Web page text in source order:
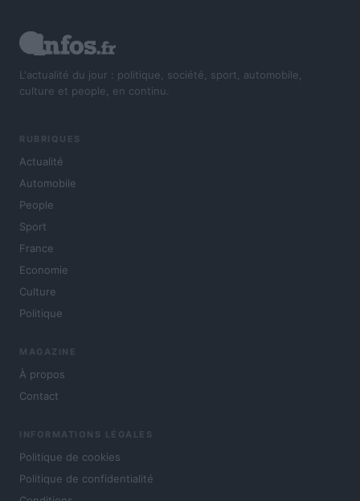
L'actualité du jour : politique, société, sport, automobile,
culture et people, en continu.
RUBRIQUES
Actualité
Automobile
People
Sport
France
Economie
Culture
Politique
MAGAZINE
À propos
Contact
INFORMATIONS LÉGALES
Politique de cookies
Politique de confidentialité